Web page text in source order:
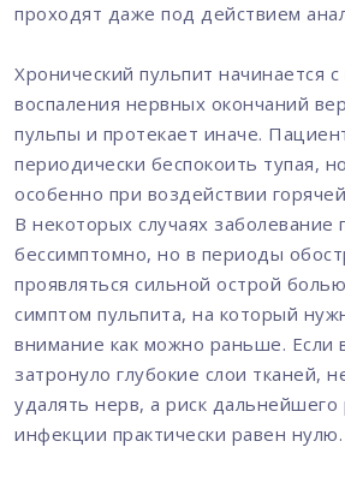
проходят даже под действием
Хронический пульпит начинается
воспаления нервных окончаний
пульпы и протекает иначе.
периодически беспокоить тупая,
особенно при воздействии
В некоторых случаях заболевание
бессимптомно, но в периоды
проявляться сильной острой
симптом пульпита, на который
внимание как можно раньше. Если
затронуло глубокие слои тканей,
удалять нерв, а риск дальнейшего
инфекции практически равен нулю.